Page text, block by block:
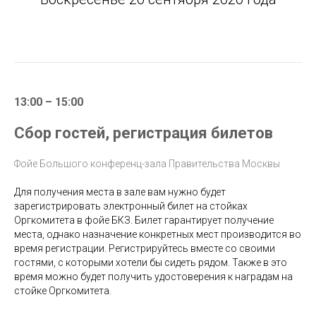
13:00 – 15:00
Сбор гостей, регистрация билетов
Фойе Большого конференц-зала Правительства Москвы
Для получения места в зале вам нужно будет
зарегистрировать электронный билет на стойках
Оргкомитета в фойе БКЗ. Билет гарантирует получение
места, однако назначение конкретных мест производится во
время регистрации. Регистрируйтесь вместе со своими
гостями, с которыми хотели бы сидеть рядом. Также в это
время можно будет получить удостоверения к наградам на
стойке Оргкомитета.